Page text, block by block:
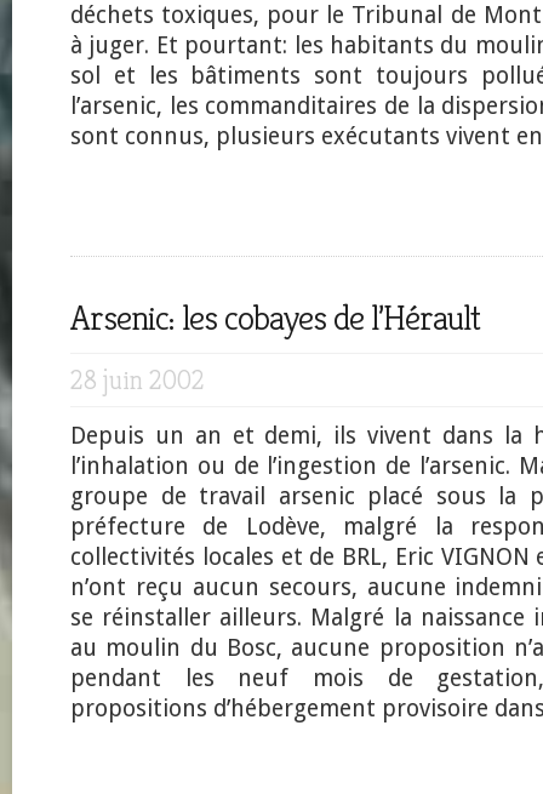
déchets toxiques, pour le Tribunal de
à juger. Et pourtant: les habitants du
sol et les bâtiments sont toujours
l’arsenic, les commanditaires de la
sont connus, plusieurs exécutants vivent
Arsenic: les cobayes de l’Hérault
28 juin 2002
Depuis un an et demi, ils vivent dans la
l’inhalation ou de l’ingestion de l’arsenic.
groupe de travail arsenic placé sous la
préfecture de Lodève, malgré la
collectivités locales et de BRL, Eric VIGNON
n’ont reçu aucun secours, aucune
se réinstaller ailleurs. Malgré la naissance
au moulin du Bosc, aucune proposition
pendant les neuf mois de
propositions d’hébergement provisoire